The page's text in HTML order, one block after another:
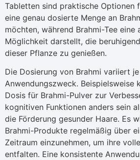
Tabletten sind praktische Optionen
eine genau dosierte Menge an
möchten, während Brahmi-Tee eine
Möglichkeit darstellt, die
dieser Pflanze zu genießen.
Die Dosierung von Brahmi variiert
Anwendungszweck. Beispielsweise
Dosis für Brahmi-Pulver zur
kognitiven Funktionen anders sein
die Förderung gesunder Haare. Es
Brahmi-Produkte regelmäßig über
Zeitraum einzunehmen, um ihre
entfalten. Eine konsistente